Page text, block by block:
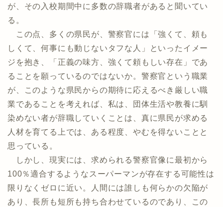
が、その入校期間中に多数の辞職者があると聞いてい
る。
この点、多くの県民が、警察官には「強くて、頼も
しくて、何事にも動じないタフな人」といったイメー
ジを抱き、「正義の味方、強くて頼もしい存在」であ
ることを願っているのではないか。警察官という職業
が、このような県民からの期待に応えるべき厳しい職
業であることを考えれば、私は、団体生活や教養に馴
染めない者が辞職していくことは、真に県民が求める
人材を育てる上では、ある程度、やむを得ないことと
思っている。
しかし、現実には、求められる警察官像に最初から
100％適合するようなスーパーマンが存在する可能性は
限りなくゼロに近い。人間には誰しも何らかの欠陥が
あり、長所も短所も持ち合わせているのであり、この